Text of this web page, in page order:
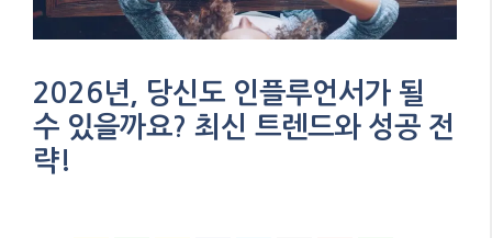
2026년, 당신도 인플루언서가 될
수 있을까요? 최신 트렌드와 성공 전
략!